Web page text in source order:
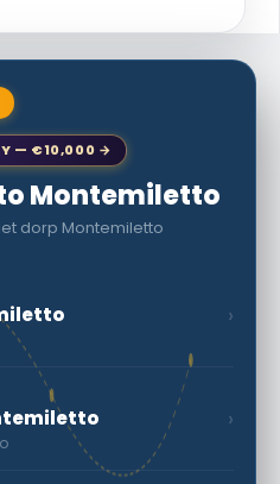
— €10,000 →
Montemiletto
dorp Montemiletto
›
›